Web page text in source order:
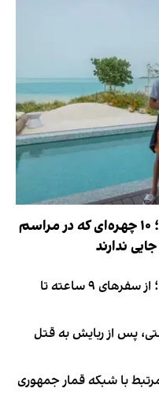
لیست ممنوعه کریستیانو؛ ۱۰ چهره‌ای که در مراسم
ندارند
روایت فداکاری‌های محمد صلاح؛ از سفرهای ۹ ساعته تا
پس از ربایش به قتل
با شبکه قمار جمهوری